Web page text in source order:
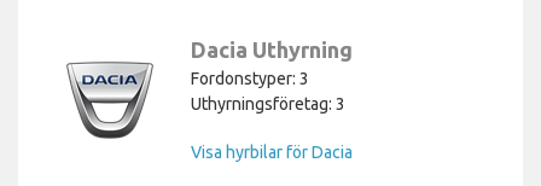
Dacia Uthyrning
Fordonstyper: 3
Uthyrningsföretag: 3
Visa hyrbilar för Dacia